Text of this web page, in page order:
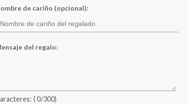
de cariño (opcional):
del regalo:
(0/300)